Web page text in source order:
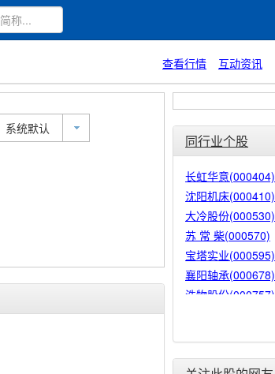
查看行情 互动资讯
系统默认
同行业个股
长虹华意(000404)
沈阳机床(000410)
大冷股份(000530)
苏 常 柴(000570)
宝塔实业(000595)
襄阳轴承(000678)
浩物股份(000757)